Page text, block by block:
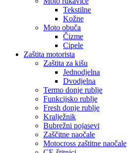
Tekstilne
Kožne
Moto obuča
Čizme
Cipele
Zaštita motorista
Zaštita za kišu
Jednodjelna
Dvodjelna
Termo donje rublje
Funkcijsko rublje
Fresh donje rublje
Kralježnik
Bubrežni pojasevi
Zaščitne naočale
Motocross zaštitne naočale